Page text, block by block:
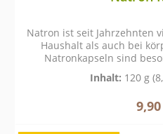
Natron ist seit Jahrzehnten
Haushalt als auch bei
Natronkapseln sind
komfortable
Inhalt: 120 g